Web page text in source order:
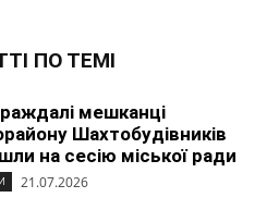
ПО ТЕМІ
мешканці
Шахтобудівників
на сесію міської ради
21.07.2026